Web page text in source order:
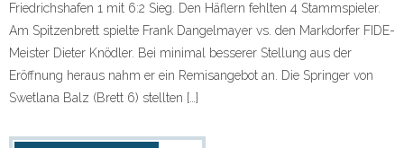
Friedrichshafen 1 mit 6:2 Sieg. Den Häflern fehlten 4 Stammspieler.
Am Spitzenbrett spielte Frank Dangelmayer vs. den Markdorfer FIDE-
Meister Dieter Knödler. Bei minimal besserer Stellung aus der
Eröffnung heraus nahm er ein Remisangebot an. Die Springer von
Swetlana Balz (Brett 6) stellten […]